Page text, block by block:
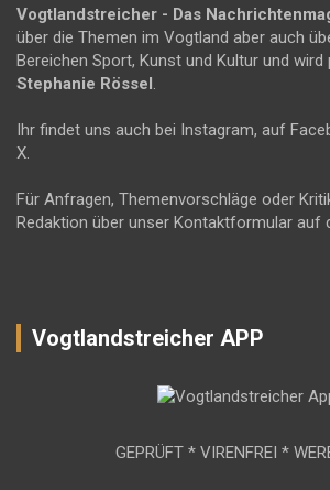
Vogtlandstreicher - Das
über die Themen im Vogtland aber auch
Bereichen Sport, Kunst und Kultur und
Stephanie Rössel.
Ihr findet uns auch bei Instagram, auf
X.
Für Anfragen, Themenvorschläge oder
Redaktion über unser Kontaktformular auf
Vogtlandstreicher APP
GEPRÜFT * VIRENFREI *